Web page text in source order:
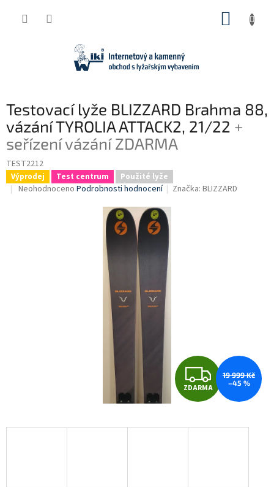
Testovací lyže BLIZZARD Brahma 88,
vázání TYROLIA ATTACK2, 21/22 +
seřízení vázání ZDARMA
TEST2212
Výprodej Test centrum Použité lyže
Průměrné
Neohodnoceno Podrobnosti hodnocení Značka:BLIZZARD
Z
D
A
ZDARMA
19 999 Kč
–45 %